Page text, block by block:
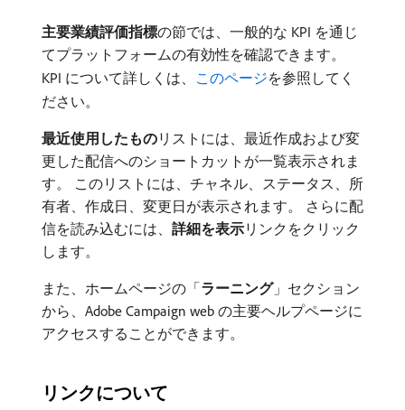
主要業績評価指標​の節では、一般的な KPI を通じ
てプラットフォームの有効性を確認できます。
KPI について詳しくは、 このページを参照してく
ださい。
最近使用したもの​リストには、最近作成および変
更した配信へのショートカットが一覧表示されま
す。 このリストには、チャネル、ステータス、所
有者、作成日、変更日が表示されます。 さらに配
信を読み込むには、 詳細を表示​リンクをクリック
します。
また、ホームページの「ラーニング」セクション
から、Adobe Campaign web の主要ヘルプページに
アクセスすることができます。
リンクについて